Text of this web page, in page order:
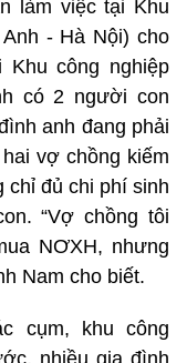
làm việc tại Khu
- Hà Nội) cho
Khu công nghiệp
có 2 người con
anh đang phải
vợ chồng kiếm
chỉ đủ chi phí sinh
“Vợ chồng tôi
NƠXH, nhưng
Nam cho biết.
cụm, khu công